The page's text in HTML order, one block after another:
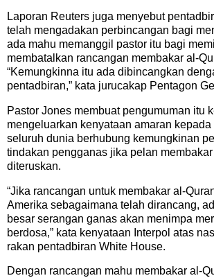
Laporan Reuters juga menyebut
telah mengadakan perbincangan bagi
ada mahu memanggil pastor itu bagi
membatalkan rancangan membakar al-
“Kemungkinna itu ada dibincangkan
pentadbiran,” kata jurucakap Pentagon
Pastor Jones membuat pengumuman itu
mengeluarkan kenyataan amaran
seluruh dunia berhubung kemungkinan
tindakan pengganas jika pelan
diteruskan.
“Jika rancangan untuk membakar al-
Amerika sebagaimana telah dirancang,
besar serangan ganas akan menimpa
berdosa,” kata kenyataan Interpol atas
rakan pentadbiran White House.
Dengan rancangan mahu membakar al-